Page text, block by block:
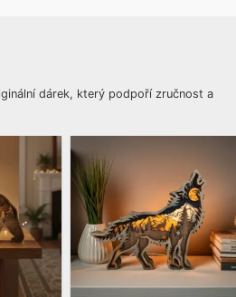
dárek, který podpoří zručnost a